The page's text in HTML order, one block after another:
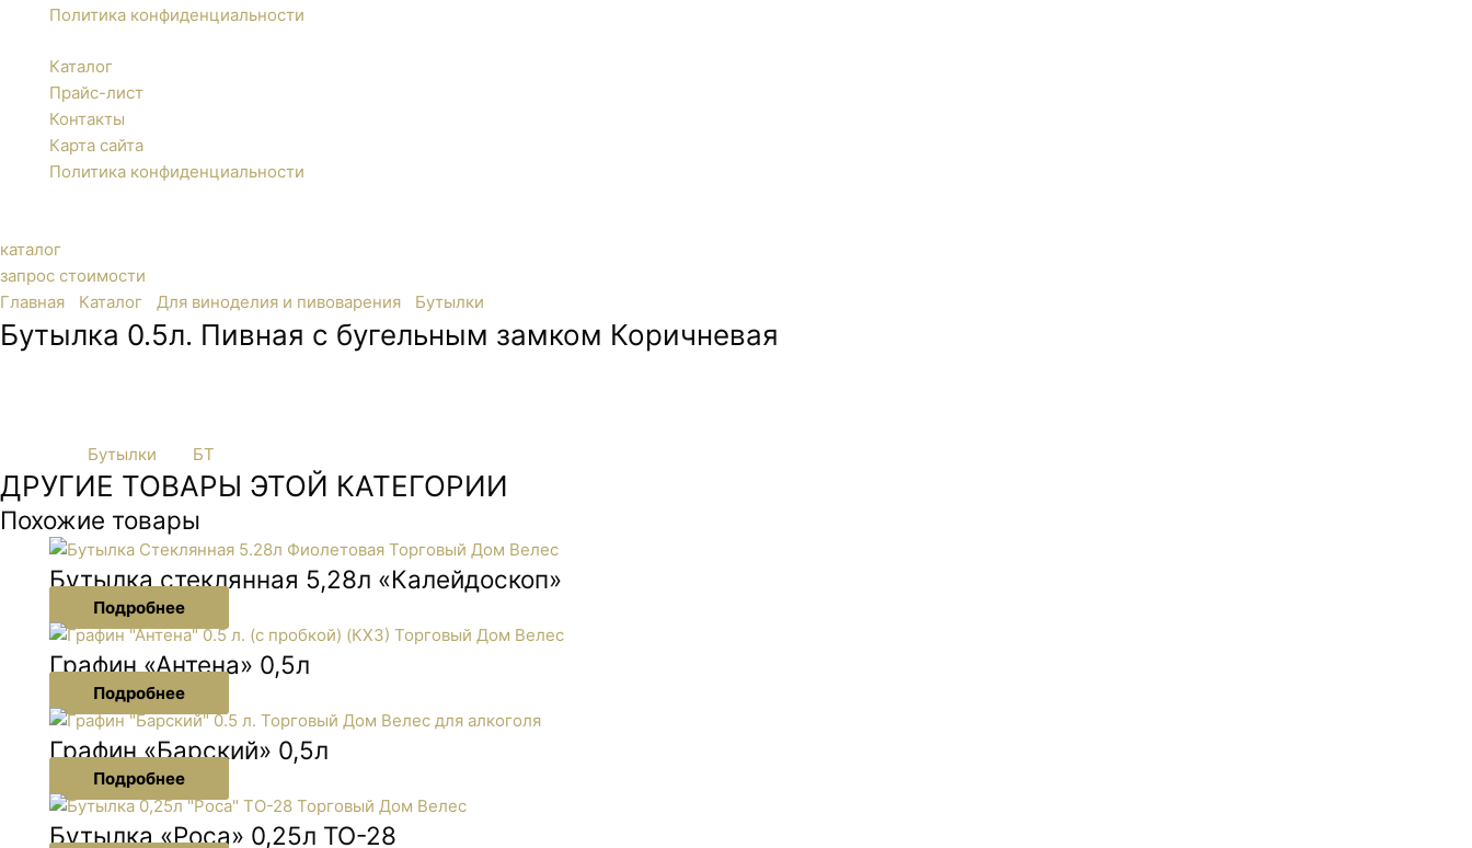
Политика конфиденциальности
Каталог
Прайс-лист
Контакты
Карта сайта
Политика конфиденциальности
каталог
запрос стоимости
Главная
Каталог Для виноделия и пивоварения Бутылки
Бутылка 0.5л. Пивная с бугельным замком Коричневая
Бутылки БТ
ДРУГИЕ ТОВАРЫ ЭТОЙ КАТЕГОРИИ
Похожие товары
Бутылка стеклянная 5,28л «Калейдоскоп»
Подробнее
Графин «Антена» 0,5л
Подробнее
Графин «Барский» 0,5л
Подробнее
Бутылка «Роса» 0,25л ТО-28